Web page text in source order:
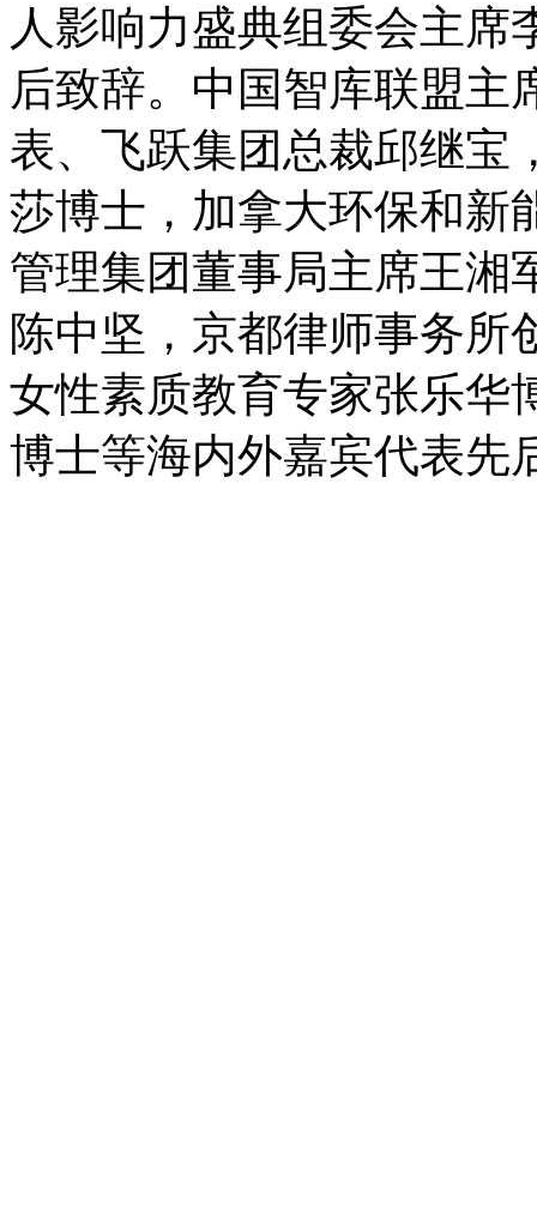
人影响力盛典组委会主席
后致辞。中国智库联盟主
表、飞跃集团总裁邱继宝
莎博士，加拿大环保和新
管理集团董事局主席王湘
陈中坚，京都律师事务所
女性素质教育专家张乐华
博士等海内外嘉宾代表先